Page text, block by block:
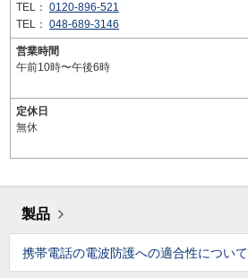
TEL： 0120-896-521
TEL： 048-689-3146
営業時間
午前10時〜午後6時
定休日
無休
製品
携帯電話の電波防護への適合性について